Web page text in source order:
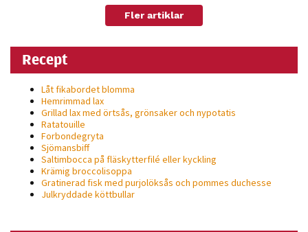
Fler artiklar
Recept
Låt fikabordet blomma
Hemrimmad lax
Grillad lax med örtsås, grönsaker och nypotatis
Ratatouille
Forbondegryta
Sjömansbiff
Saltimbocca på fläsk­ytterfilé eller kyckling
Krämig broccolisoppa
Gratinerad fisk med purjolöksås och pommes duchesse
Julkryddade köttbullar